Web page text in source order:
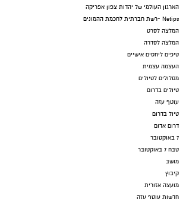
הארגון העולמי של יהדות צפון אפריקה
Netips -רשת חברתית לחכמת ההמונים
המלצה לסרט
המלצה לסדרה
טיפים ליחסים אישיים
העצמה עצמית
מסלולים לטיולים
טיולים בדרום
עוטף עזה
טיול בדרום
דרום אדום
7 באוקטובר
טבח 7 באוקטובר
מושב
קיבוץ
מועצה אזורית
חדשות עוטף עזה